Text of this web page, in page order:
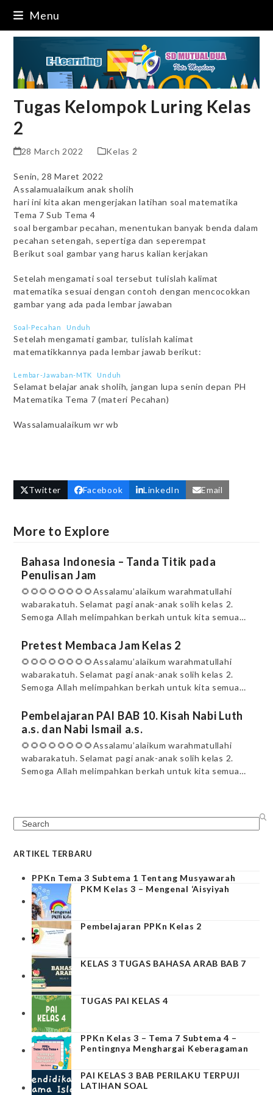
content
Menu
Tugas Kelompok Luring Kelas
2
28 March 2022 Kelas 2
Senin, 28 Maret 2022
Assalamualaikum anak sholih
hari ini kita akan mengerjakan latihan soal matematika
Tema 7 Sub Tema 4
soal bergambar pecahan, menentukan banyak benda dalam
pecahan setengah, sepertiga dan seperempat
Berikut soal gambar yang harus kalian kerjakan
Setelah mengamati soal tersebut tulislah kalimat
matematika sesuai dengan contoh dengan mencocokkan
gambar yang ada pada lembar jawaban
Soal-Pecahan Unduh
Setelah mengamati gambar, tulislah kalimat
matematikkannya pada lembar jawab berikut:
Lembar-Jawaban-MTK Unduh
Selamat belajar anak sholih, jangan lupa senin depan PH
Matematika Tema 7 (materi Pecahan)
Wassalamualaikum wr wb
Twitter Facebook LinkedIn Email
More to Explore
Bahasa Indonesia – Tanda Titik pada
Penulisan Jam
🌻🌻🌻🌻🌻🌻🌻🌻Assalamu’alaikum warahmatullahi
wabarakatuh. Selamat pagi anak-anak solih kelas 2.
Semoga Allah melimpahkan berkah untuk kita semua…
Pretest Membaca Jam Kelas 2
🌻🌻🌻🌻🌻🌻🌻🌻Assalamu’alaikum warahmatullahi
wabarakatuh. Selamat pagi anak-anak solih kelas 2.
Semoga Allah melimpahkan berkah untuk kita semua…
Pembelajaran PAI BAB 10. Kisah Nabi Luth
a.s. dan Nabi Ismail a.s.
🌻🌻🌻🌻🌻🌻🌻🌻Assalamu’alaikum warahmatullahi
wabarakatuh. Selamat pagi anak-anak solih kelas 2.
Semoga Allah melimpahkan berkah untuk kita semua…
Search
ARTIKEL TERBARU
PPKn Tema 3 Subtema 1 Tentang Musyawarah
PKM Kelas 3 – Mengenal ‘Aisyiyah
Pembelajaran PPKn Kelas 2
KELAS 3 TUGAS BAHASA ARAB BAB 7
TUGAS PAI KELAS 4
PPKn Kelas 3 – Tema 7 Subtema 4 –
Pentingnya Menghargai Keberagaman
PAI KELAS 3 BAB PERILAKU TERPUJI
LATIHAN SOAL